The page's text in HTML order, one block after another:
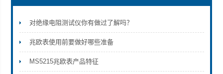
深圳市深博瑞仪器仪表有限公司
对绝缘电阻测试仪你有做过了解吗？
兆欧表使用前要做好哪些准备
MS5215兆欧表产品特征